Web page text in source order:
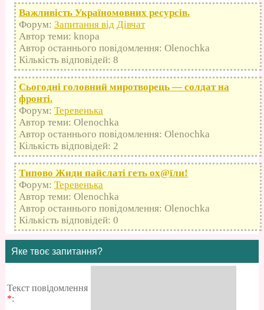
Важливість Україномовних ресурсів.
Форум: Запитання від Дівчат
Автор теми: knopa
Автор останнього повідомлення: Olenochka
Кількість відповідей: 8
Сьогодні головний миротворець — солдат на
фронті.
Форум: Теревенька
Автор теми: Olenochka
Автор останнього повідомлення: Olenochka
Кількість відповідей: 2
Типово Жиди пайслаті геть оx@їли!
Форум: Теревенька
Автор теми: Olenochka
Автор останнього повідомлення: Olenochka
Кількість відповідей: 0
Яке твоє запитання?
Текст повідомлення
*: